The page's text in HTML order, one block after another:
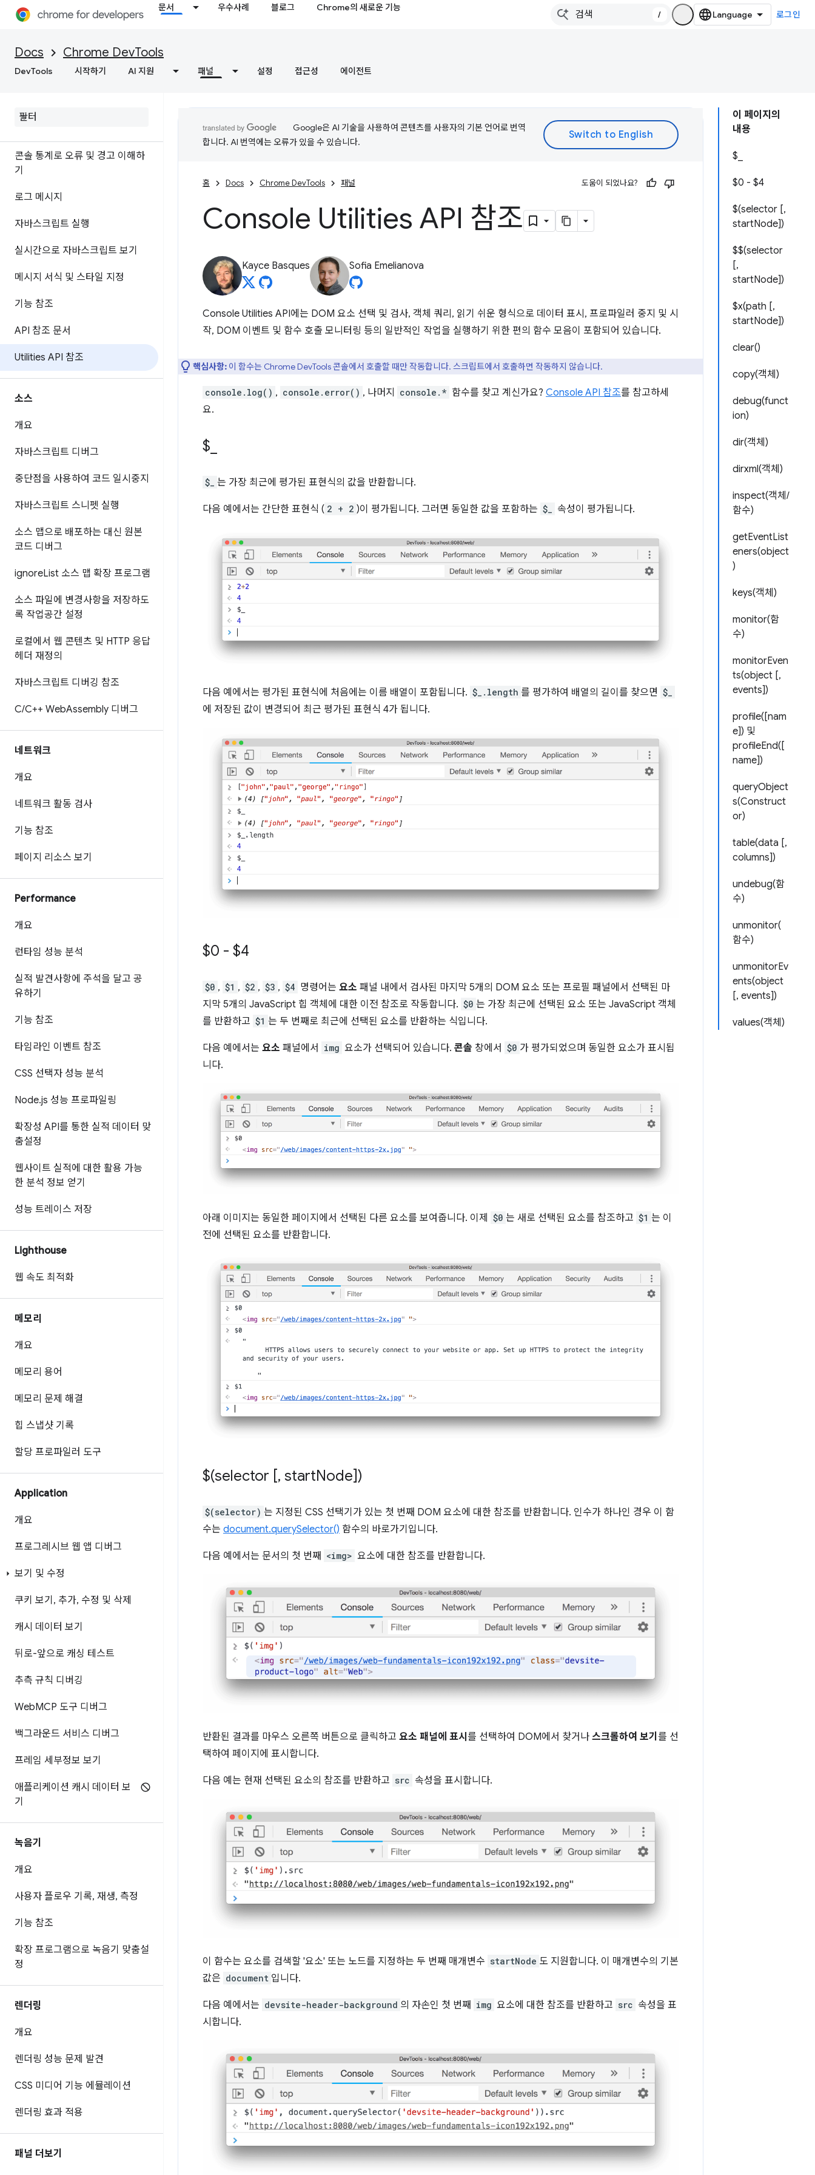
문서 우수사례 블로그 Chrome의 새로운 기능
/ 로그인
Docs Chrome DevTools
DevTools 시작하기 AI 지원 패널 설정 접근성 에이전트
개요
CSS
콘솔 통계로 오류 및 경고 이해하
기
로그 메시지
자바스크립트 실행
실시간으로 자바스크립트 보기
메시지 서식 및 스타일 지정
기능 참조
API 참조 문서
Utilities API 참조
소스
개요
자바스크립트 디버그
중단점을 사용하여 코드 일시중지
자바스크립트 스니펫 실행
소스 맵으로 배포하는 대신 원본
코드 디버그
ignoreList 소스 맵 확장 프로그램
소스 파일에 변경사항을 저장하도
록 작업공간 설정
로컬에서 웹 콘텐츠 및 HTTP 응답
헤더 재정의
자바스크립트 디버깅 참조
C/C++ WebAssembly 디버그
네트워크
개요
네트워크 활동 검사
기능 참조
페이지 리소스 보기
Performance
개요
런타임 성능 분석
실적 발견사항에 주석을 달고 공
유하기
기능 참조
타임라인 이벤트 참조
CSS 선택자 성능 분석
Node.js 성능 프로파일링
확장성 API를 통한 실적 데이터 맞
춤설정
웹사이트 실적에 대한 활용 가능
한 분석 정보 얻기
성능 트레이스 저장
Lighthouse
웹 속도 최적화
메모리
개요
메모리 용어
메모리 문제 해결
힙 스냅샷 기록
할당 프로파일러 도구
Application
개요
프로그레시브 웹 앱 디버그
보기 및 수정
쿠키 보기 , 추가, 수정 및 삭제
캐시 데이터 보기
뒤로-앞으로 캐싱 테스트
추측 규칙 디버깅
WebMCP 도구 디버그
백그라운드 서비스 디버그
프레임 세부정보 보기
애플리케이션 캐시 데이터 보
기
녹음기
개요
사용자 플로우 기록, 재생, 측정
기능 참조
확장 프로그램으로 녹음기 맞춤설
정
렌더링
개요
렌더링 성능 문제 발견
CSS 미디어 기능 에뮬레이션
렌더링 효과 적용
패널 더보기
이 페이지의
내용
$_
$0 - $4
$(selector [,
startNode])
$$(selector
[,
startNode])
$x(path [,
startNode])
clear()
copy(객체)
debug(funct
ion)
dir(객체)
dirxml(객체)
inspect(객체/
함수)
getEventList
eners(object
)
keys(객체)
monitor(함
수)
monitorEven
ts(object [,
events])
profile([nam
e]) 및
profileEnd([
name])
queryObject
s(Construct
or)
table(data [,
columns])
undebug(함
수)
unmonitor(
함수)
unmonitorEv
ents(object
[, events])
values(객체)
Google은 AI 기술을 사용하여 콘텐츠를 사용자의 기본 언어로 번역
합니다. AI 번역에는 오류가 있을 수 있습니다.
홈 Docs Chrome DevTools 패널 도움이 되었나요?
Console Utilities API 참조
Kayce Basques Sofia Emelianova
Console Utilities API에는 DOM 요소 선택 및 검사, 객체 쿼리, 읽기 쉬운 형식으로 데이터 표시, 프로파일러 중지 및 시
작, DOM 이벤트 및 함수 호출 모니터링 등의 일반적인 작업을 실행하기 위한 편의 함수 모음이 포함되어 있습니다.
핵심사항: 이 함수는 Chrome DevTools 콘솔에서 호출할 때만 작동합니다. 스크립트에서 호출하면 작동하지 않습니다.
console.log() , console.error() , 나머지 console.* 함수를 찾고 계신가요? Console API 참조를 참고하세
요.
$
$_ 는 가장 최근에 평가된 표현식의 값을 반환합니다.
다음 예에서는 간단한 표현식 ( 2 + 2 )이 평가됩니다. 그러면 동일한 값을 포함하는 $_ 속성이 평가됩니다.
다음 예에서는 평가된 표현식에 처음에는 이름 배열이 포함됩니다. $_.length 를 평가하여 배열의 길이를 찾으면 $_
에 저장된 값이 변경되어 최근 평가된 표현식 4가 됩니다.
$0 - $4
$0 , $1 , $2 , $3 , $4 명령어는 요소 패널 내에서 검사된 마지막 5개의 DOM 요소 또는 프로필 패널에서 선택된 마
지막 5개의 JavaScript 힙 객체에 대한 이전 참조로 작동합니다. $0 는 가장 최근에 선택된 요소 또는 JavaScript 객체
를 반환하고 $1 는 두 번째로 최근에 선택된 요소를 반환하는 식입니다.
다음 예에서는 요소 패널에서 img 요소가 선택되어 있습니다. 콘솔 창에서 $0 가 평가되었으며 동일한 요소가 표시됩
니다.
아래 이미지는 동일한 페이지에서 선택된 다른 요소를 보여줍니다. 이제 $0 는 새로 선택된 요소를 참조하고 $1 는 이
전에 선택된 요소를 반환합니다.
$(selector [, startNode])
$(selector) 는 지정된 CSS 선택기가 있는 첫 번째 DOM 요소에 대한 참조를 반환합니다. 인수가 하나인 경우 이 함
수는 document.querySelector() 함수의 바로가기입니다.
다음 예에서는 문서의 첫 번째 <img> 요소에 대한 참조를 반환합니다.
반환된 결과를 마우스 오른쪽 버튼으로 클릭하고 요소 패널에 표시 를 선택하여 DOM에서 찾거나 스크롤하여 보기 를 선
택하여 페이지에 표시합니다.
다음 예는 현재 선택된 요소의 참조를 반환하고 src 속성을 표시합니다.
이 함수는 요소를 검색할 '요소' 또는 노드를 지정하는 두 번째 매개변수 startNode 도 지원합니다. 이 매개변수의 기본
값은 document 입니다.
다음 예에서는 devsite-header-background 의 자손인 첫 번째 img 요소에 대한 참조를 반환하고 src 속성을 표
시합니다.